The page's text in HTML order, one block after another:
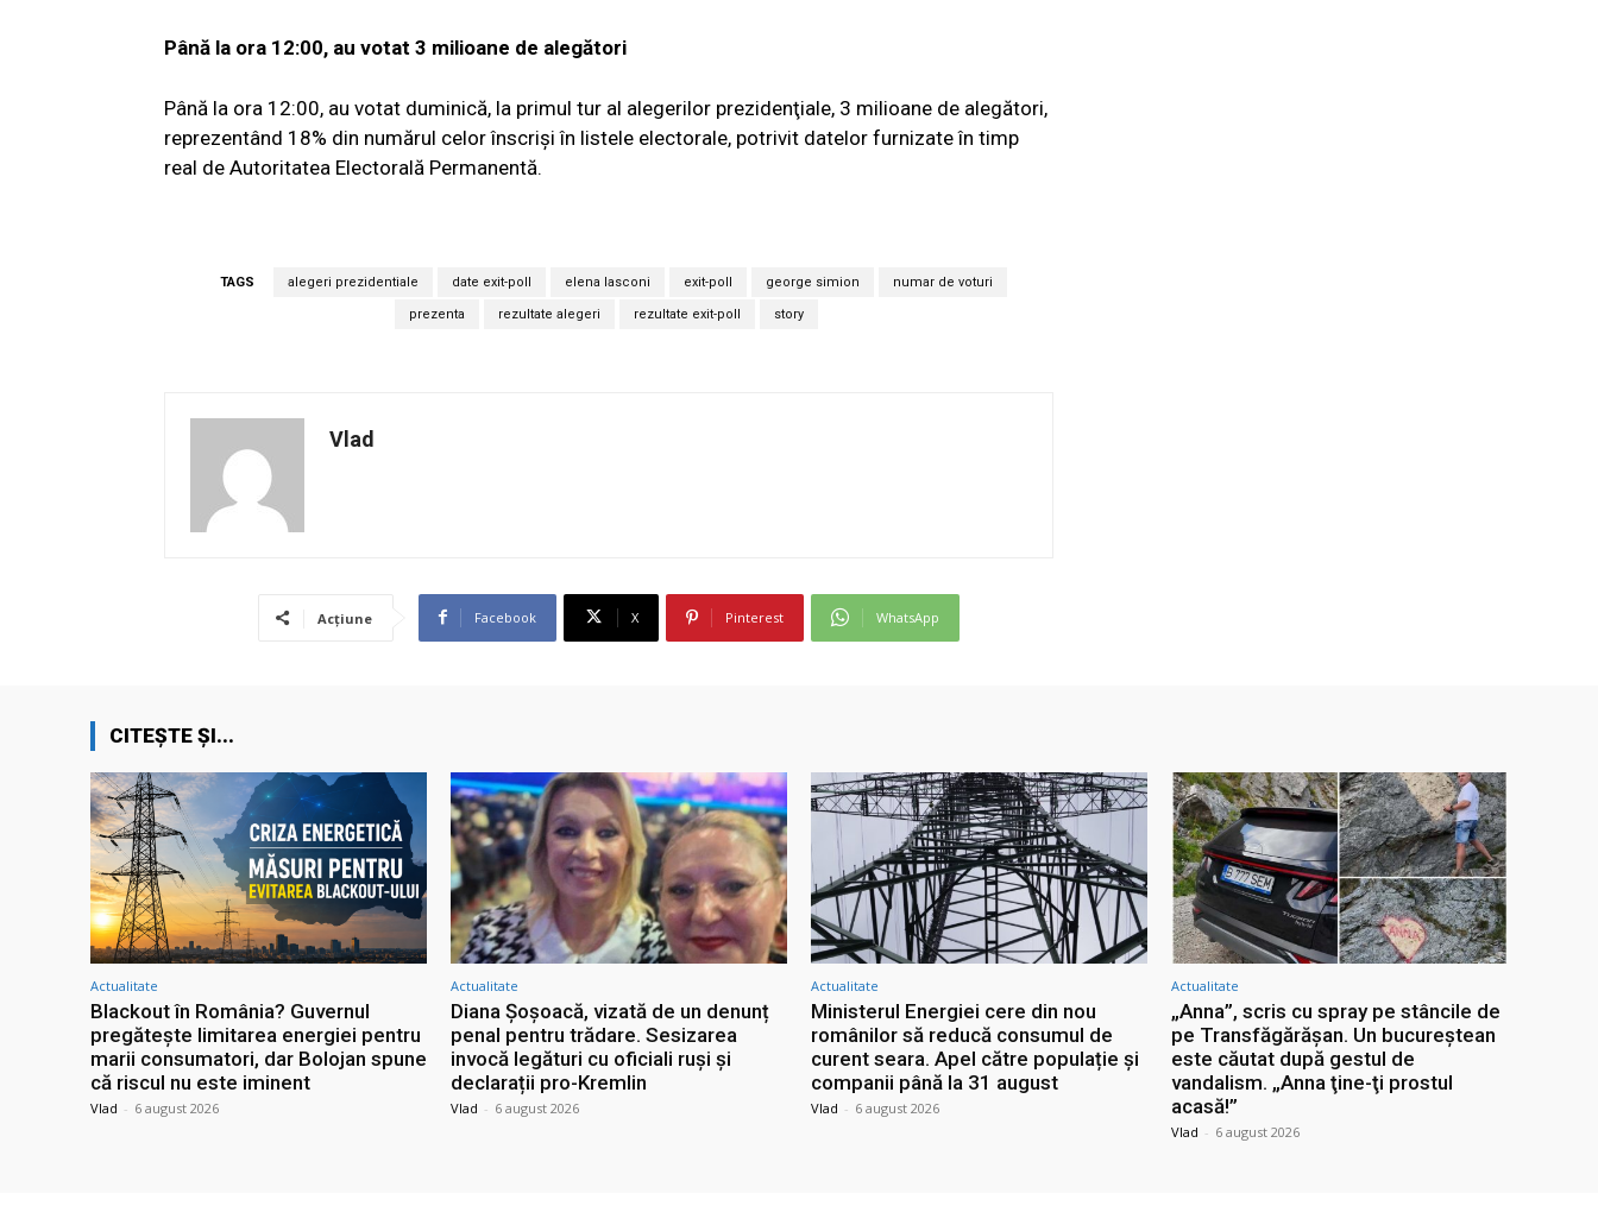
Până la ora 12:00, au votat 3 milioane de alegători
Până la ora 12:00, au votat duminică, la primul tur al alegerilor prezidenţiale, 3 milioane de alegători,
reprezentând 18% din numărul celor înscrişi în listele electorale, potrivit datelor furnizate în timp
real de Autoritatea Electorală Permanentă.
TAGS alegeri prezidentiale date exit-poll elena lasconi exit-poll george simion numar de voturi
prezenta rezultate alegeri rezultate exit-poll story
Vlad
Acțiune Facebook X Pinterest WhatsApp
CITEȘTE ȘI...
Actualitate
Blackout în România? Guvernul
pregătește limitarea energiei pentru
marii consumatori, dar Bolojan spune
că riscul nu este iminent
Vlad - 6 august 2026
Actualitate
Diana Șoșoacă, vizată de un denunț
penal pentru trădare. Sesizarea
invocă legături cu oficiali ruși și
declarații pro-Kremlin
Vlad - 6 august 2026
Actualitate
Ministerul Energiei cere din nou
românilor să reducă consumul de
curent seara. Apel către populație și
companii până la 31 august
Vlad - 6 august 2026
Actualitate
„Anna”, scris cu spray pe stâncile de
pe Transfăgărășan. Un bucureștean
este căutat după gestul de
vandalism. „Anna ţine-ţi prostul
acasă!”
Vlad - 6 august 2026